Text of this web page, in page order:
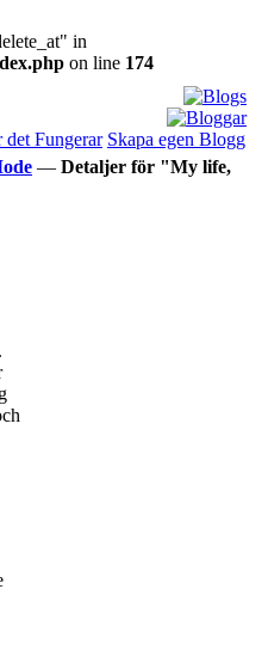
in
on line 174
det Fungerar Skapa egen Blogg
— Detaljer för "My life,